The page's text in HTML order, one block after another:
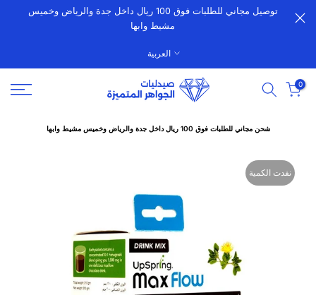
الانتقالتوصيل مجاني للطلبات فوق 100 ريال داخل جدة والرياض وخميس
مشيط وابها
العربية
0
شحن مجاني للطلبات فوق 100 ريال داخل جدة والرياض وخميس مشيط وابها
نفدت الكمية